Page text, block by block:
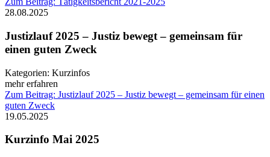
28.08.2025
Justizlauf 2025 – Justiz bewegt – gemeinsam für
einen guten Zweck
Kategorien: Kurzinfos
mehr erfahren
Zum Beitrag: Justizlauf 2025 – Justiz bewegt – gemeinsam für einen
guten Zweck
19.05.2025
Kurzinfo Mai 2025